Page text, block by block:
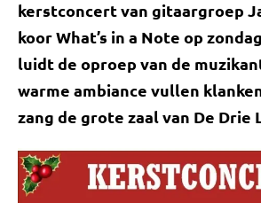
kerstconcert van gitaargroep
koor What’s in a Note op
luidt de oproep van de
warme ambiance vullen
zang de grote zaal van De Drie